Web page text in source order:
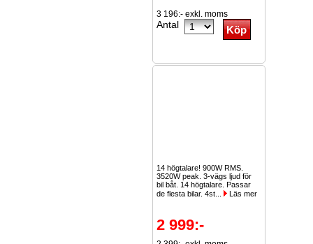
3 196:- exkl. moms
Antal
14 högtalare! 900W RMS.
3520W peak. 3-vägs ljud för
bil båt. 14 högtalare. Passar
de flesta bilar. 4st...
Läs mer
2 999:-